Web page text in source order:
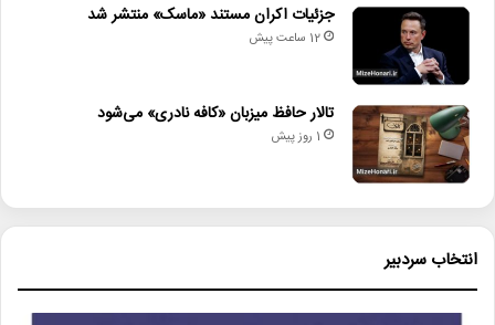
جزئیات اکران مستند «ماسک» منتشر شد
12 ساعت پیش
تالار حافظ میزبان «کافه نادری» می‌شود
1 روز پیش
انتخاب سردبیر